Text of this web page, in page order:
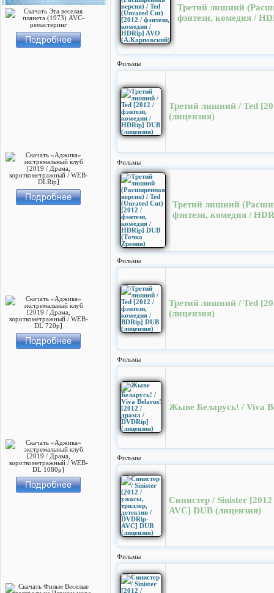
Третий лишний
фэнтези, комедия /
Фильмы
Третий лишний / Ted
(лицензия)
Фильмы
Третий лишний
фэнтези, комедия /
Фильмы
Третий лишний / Ted
(лицензия)
Фильмы
Жыве Беларусь! / Viva
Фильмы
Синистер / Sinister
AVC] DUB (лицензия)
Фильмы